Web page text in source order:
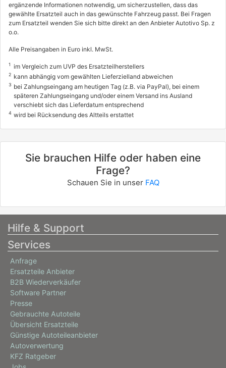
ergänzende Informationen notwendig, um sicherzustellen, dass das
gewählte Ersatzteil auch in das gewünschte Fahrzeug passt. Bei Fragen
zum Ersatzteil wenden Sie sich bitte direkt an den Anbieter Autotivo Sp. z
o.o.
Alle Preisangaben in Euro inkl. MwSt.
1 im Vergleich zum UVP des Ersatzteilherstellers
2 kann abhängig vom gewählten Lieferzielland abweichen
3 bei Zahlungseingang am heutigen Tag (z.B. via PayPal), bei einem
späteren Zahlungseingang und/oder einem Versand ins Ausland
verschiebt sich das Lieferdatum entsprechend
4 wird bei Rücksendung des Altteils erstattet
Sie brauchen Hilfe oder haben eine
Frage?
Schauen Sie in unser FAQ
Hilfe & Support
Services
Anfrage
Ersatzteile Anbieter
B2B Wiederverkäufer
Software Partner
Presse
Gebrauchte Autoteile
Übersicht Ersatzteile
Günstige Autoteileanbieter
Autoverwertung
KFZ Ratgeber